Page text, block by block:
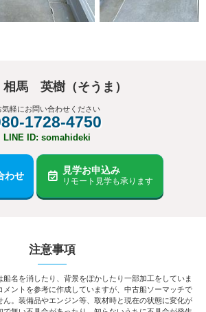
相馬 英樹（そうま）
気軽にお問い合わせください
1728-4750
LINE ID: somahideki
わせ 見学お申込み
リモート見学も承ります
注意事項
船名を消したり、背景をぼかしたり一部加工をしていま
メントを参考に作成していますが、中古船ソーマッチで
ん。装備品やエンジン等、取材時と現在の状態に変化が